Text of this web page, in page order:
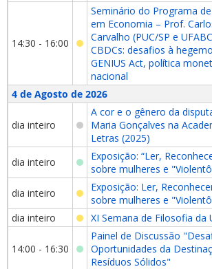
14:30 - 16:00
Seminário do Programa
em Economia – Prof.
Carvalho (PUC/SP e
CBDCs: desafios à
GENIUS Act, política
nacional
4 de Agosto de 2026
dia inteiro
A cor e o gênero da
Maria Gonçalves na
Letras (2025)
dia inteiro
Exposição: “Ler,
sobre mulheres e
dia inteiro
Exposição: Ler,
sobre mulheres e
dia inteiro
XI Semana de Filosofia da
14:00 - 16:30
Painel de Discussão
Oportunidades da
Resíduos Sólidos"